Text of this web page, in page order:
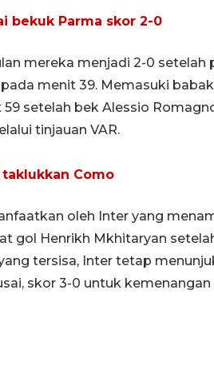
bekuk Parma skor 2-0
mereka menjadi 2-0 setelah
menit 39. Memasuki
setelah bek Alessio
tinjauan VAR.
Como
oleh Inter yang
gol Henrikh Mkhitaryan
tersisa, Inter tetap
skor 3-0 untuk